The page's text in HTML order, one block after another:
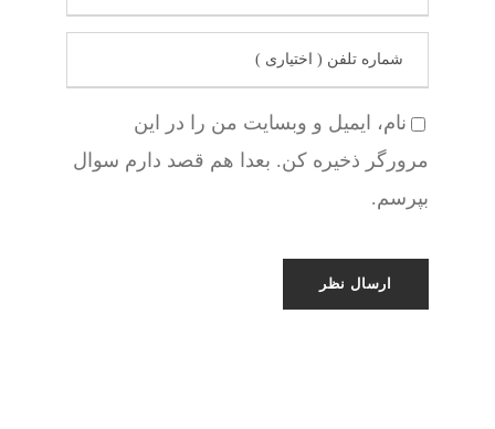
نام، ایمیل و وبسایت من را در این
مرورگر ذخیره کن. بعدا هم قصد دارم سوال
بپرسم.